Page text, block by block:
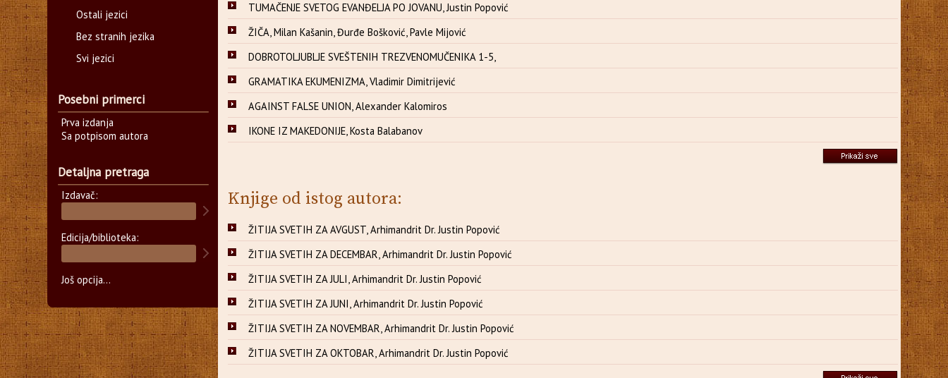
TUMAČENJE SVETOG EVANĐELJA PO JOVANU, Justin Popović
ŽIČA, Milan Kašanin, Đurđe Bošković, Pavle Mijović
DOBROTOLJUBLJE SVEŠTENIH TREZVENOMUČENIKA 1-5,
GRAMATIKA EKUMENIZMA, Vladimir Dimitrijević
AGAINST FALSE UNION, Alexander Kalomiros
IKONE IZ MAKEDONIJE, Kosta Balabanov
Knjige od istog autora:
ŽITIJA SVETIH ZA AVGUST, Arhimandrit Dr. Justin Popović
ŽITIJA SVETIH ZA DECEMBAR, Arhimandrit Dr. Justin Popović
ŽITIJA SVETIH ZA JULI, Arhimandrit Dr. Justin Popović
ŽITIJA SVETIH ZA JUNI, Arhimandrit Dr. Justin Popović
ŽITIJA SVETIH ZA NOVEMBAR, Arhimandrit Dr. Justin Popović
ŽITIJA SVETIH ZA OKTOBAR, Arhimandrit Dr. Justin Popović
Ostali jezici
Bez stranih jezika
Svi jezici
Posebni primerci
Prva izdanja
Sa potpisom autora
Detaljna pretraga
Izdavač:
Edicija/biblioteka:
Još opcija...